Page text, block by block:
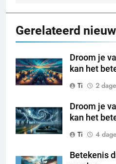
Gerelateerd
Droom je
kan het
Ti
2
Droom je
kan het
Ti
4
Betekenis